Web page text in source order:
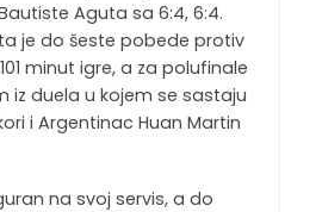
Aguta sa 6:4, 6:4.
je do šeste pobede protiv
minut igre, a za polufinale
iz duela u kojem se sastaju
i Argentinac Huan Martin
na svoj servis, a do